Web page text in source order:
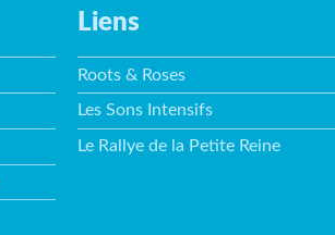
Liens
Roots & Roses
Les Sons Intensifs
Le Rallye de la Petite Reine